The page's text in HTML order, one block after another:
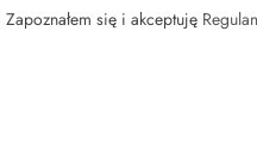
Zapoznałem się i akceptuję